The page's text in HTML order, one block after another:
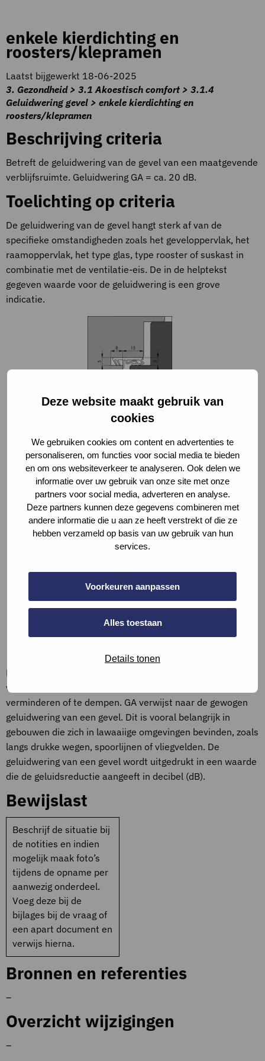
Deze website maakt gebruik van
cookies
We gebruiken cookies om content en advertenties te
personaliseren, om functies voor social media te bieden
en om ons websiteverkeer te analyseren. Ook delen we
informatie over uw gebruik van onze site met onze
partners voor social media, adverteren en analyse.
Deze partners kunnen deze gegevens combineren met
andere informatie die u aan ze heeft verstrekt of die ze
hebben verzameld op basis van uw gebruik van hun
services.
Voorkeuren aanpassen
Alles toestaan
Details tonen
enkele kierdichting en
roosters/klepramen
Laatst bijgewerkt 18-06-2025
3. Gezondheid > 3.1 Akoestisch comfort > 3.1.4
Geluidwering gevel > enkele kierdichting en
roosters/klepramen
Beschrijving criteria
Betreft de geluidwering van de gevel van een maatgevende
verblijfsruimte. Geluidwering GA = ca. 20 dB.
Toelichting op criteria
De geluidwering van de gevel hangt sterk af van de
specifieke omstandigheden zoals het geveloppervlak, het
raamoppervlak, het type glas, type rooster of suskast in
combinatie met de ventilatie-eis. De in de helptekst
gegeven waarde voor de geluidwering is een grove
indicatie.
Afbeelding 1. Enkele
kierdichting
Afbeelding 2. Klepramen
De geluidwering van een gevel verwijst naar het vermogen
van de gevel van een gebouw om geluid van buitenaf te
verminderen of te dempen. GA verwijst naar de gewogen
geluidwering van een gevel. Dit is vooral belangrijk in
gebouwen die zich in lawaaiige omgevingen bevinden, zoals
langs drukke wegen, spoorlijnen of vliegvelden. De
geluidwering van een gevel wordt uitgedrukt in een waarde
die de geluidsreductie aangeeft in decibel (dB).
Bewijslast
Beschrijf de situatie bij
de notities en indien
mogelijk maak foto’s
tijdens de opname per
aanwezig onderdeel.
Voeg deze bij de
bijlages bij de vraag of
een apart document en
verwijs hierna.
Bronnen en referenties
–
Overzicht wijzigingen
–